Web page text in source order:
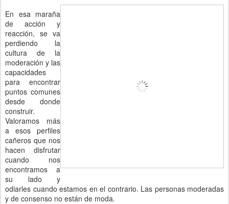
En esa maraña
de acción y
reacción, se va
perdiendo la
cultura de la
moderación y las
capacidades
para encontrar
puntos comunes
desde donde
construir.
Valoramos más
a esos perfiles
cañeros que nos
hacen disfrutar
cuando nos
encontramos a
su lado y
odiarles cuando estamos en el contrario. Las personas moderadas
y de consenso no están de moda.